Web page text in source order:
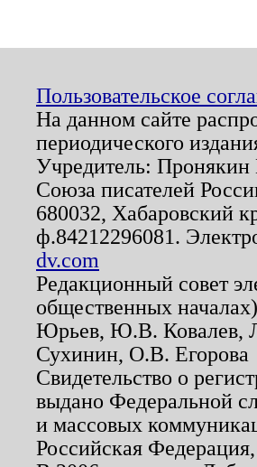
Пользовательское
На данном сайте
периодического
Учредитель:
Союза писателей
680032, Хабаровский
ф.84212296081.
dv.com
Редакционный совет
общественных
Юрьев, Ю.В. Ковалев,
Сухинин, О.В. Егорова
Свидетельство о
выдано Федеральной
и массовых
Российская